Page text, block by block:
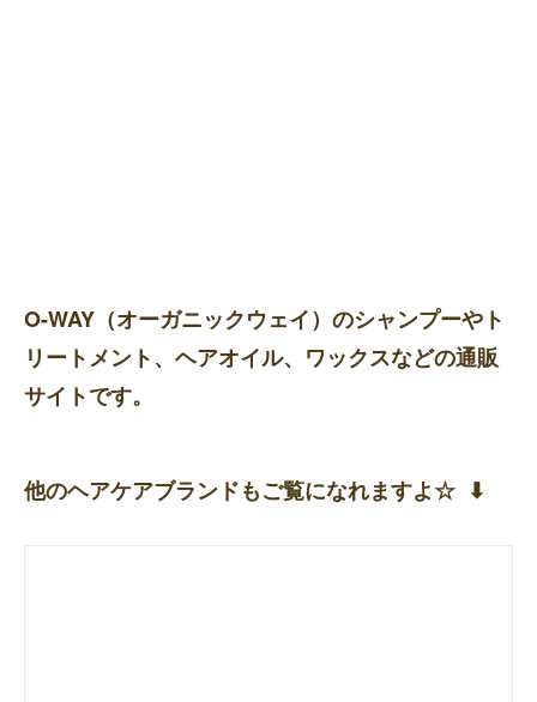
O-WAY（オーガニックウェイ）のシャンプーやト
リートメント、ヘアオイル、ワックスなどの通販
サイトです。
他のヘアケアブランドもご覧になれますよ☆ ⬇︎